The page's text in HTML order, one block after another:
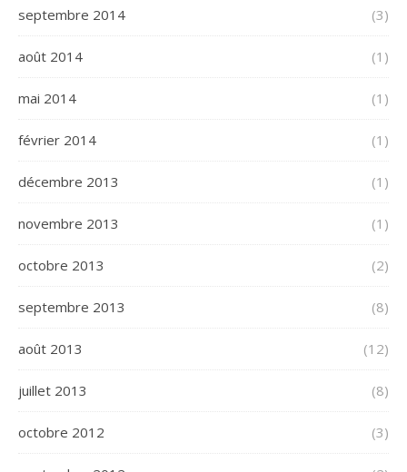
septembre 2014 (3)
août 2014 (1)
mai 2014 (1)
février 2014 (1)
décembre 2013 (1)
novembre 2013 (1)
octobre 2013 (2)
septembre 2013 (8)
août 2013 (12)
juillet 2013 (8)
octobre 2012 (3)